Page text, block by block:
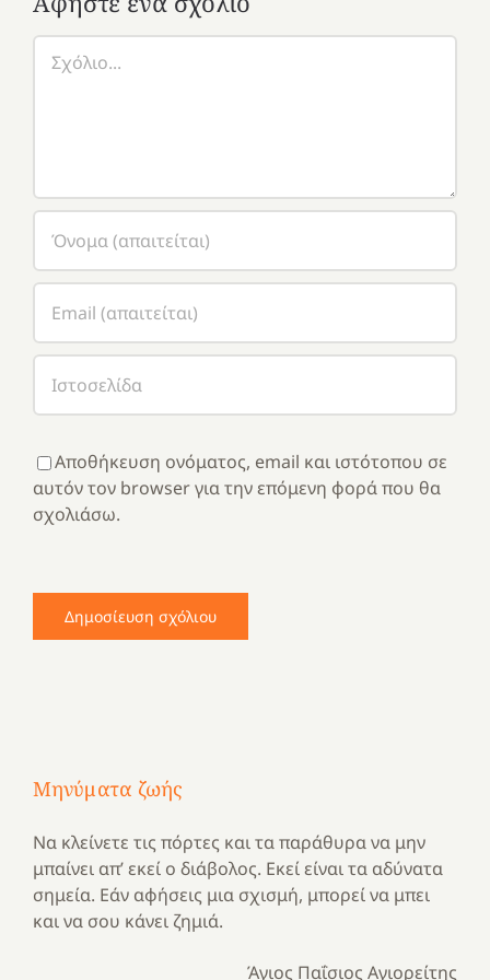
Αποθήκευση ονόματος, email και ιστότοπου σε
αυτόν τον browser για την επόμενη φορά που θα
σχολιάσω.
Μηνύματα ζωής
Να κλείνετε τις πόρτες και τα παράθυρα να μην
μπαίνει απ’ εκεί ο διάβολος. Εκεί είναι τα αδύνατα
σημεία. Εάν αφήσεις μια σχισμή, μπορεί να μπει
και να σου κάνει ζημιά.
Άγιος Παΐσιος Αγιορείτης